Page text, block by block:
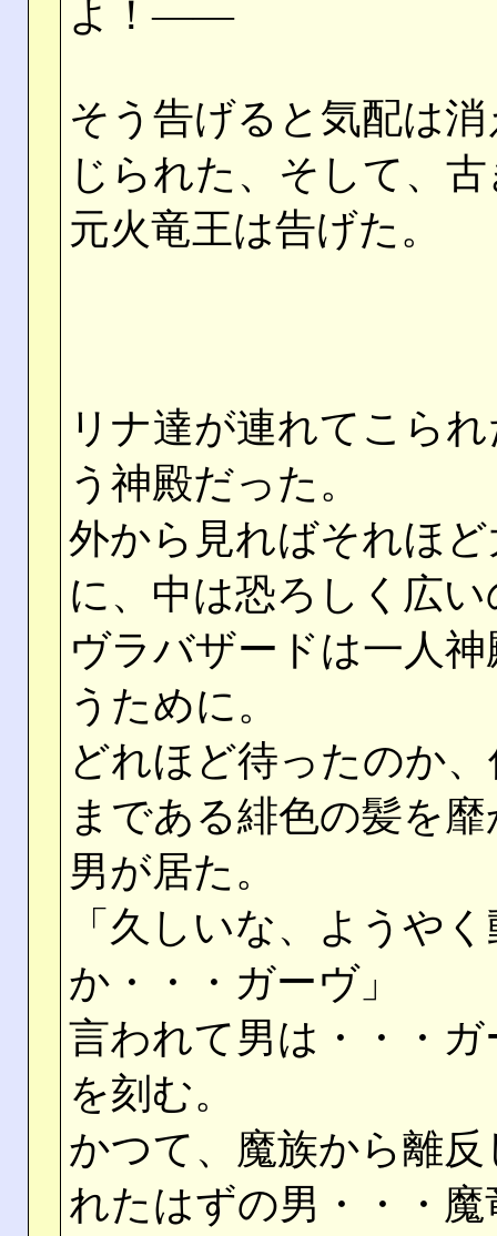
よ！――
そう告げると気配は
じられた、そして、
元火竜王は告げた。
リナ達が連れてこら
う神殿だった。
外から見ればそれほ
に、中は恐ろしく広
ヴラバザードは一人
うために。
どれほど待ったのか
まである緋色の髪を
男が居た。
「久しいな、ようや
か・・・ガーヴ」
言われて男は・・・
を刻む。
かつて、魔族から離
れたはずの男・・・